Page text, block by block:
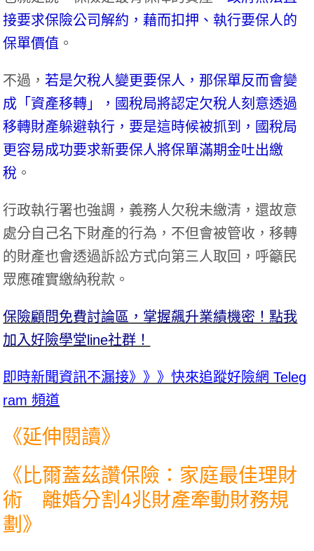
接要求保險公司解約，藉而扣押、執行要保人的
保單價值 。
不過，若是欠稅人變更要保人，那保單反而會變
成「資產移轉」，國稅局將認定欠稅人刻意透過
移轉財產躲避執行，要是這時候被抓到，國稅局
更容易成功要求新要保人將保單滿期金吐出繳
稅 。
行政執行署也強調，義務人欠稅未繳清，還故意
處分自己名下財產的行為，不但會被管收，移轉
的財產也會透過訴訟方式向第三人取回，呼籲民
眾應確實繳納稅款。
保險顧問免費討論區，掌握飆升業績機密！點我
加入好險學堂line社群！
即時新聞資訊不漏接》》》快來追蹤好險網 Teleg
ram 頻道
《延伸閱讀》
《比爾蓋茲讚保險：家庭最佳理財
術 離婚分割4兆財產牽動財務規
劃 》